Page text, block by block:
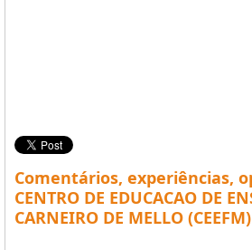
Comentários, experiências,
CENTRO DE EDUCACAO DE
CARNEIRO DE MELLO (CEEFM)